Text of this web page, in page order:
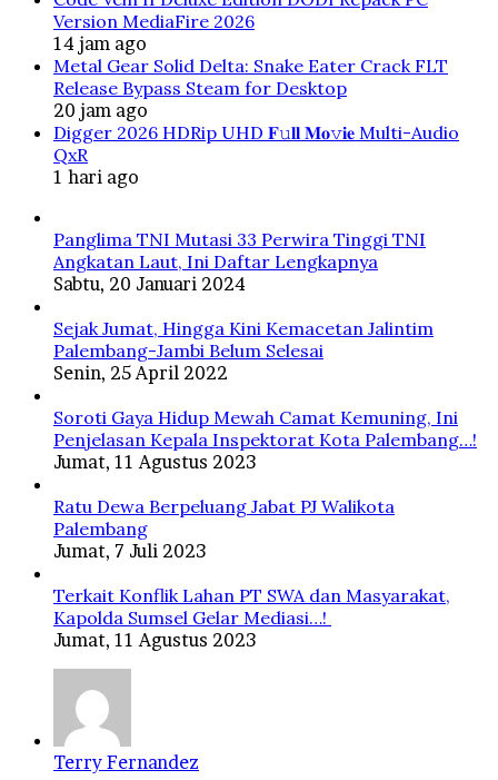
Version MediaFire 2026
14 jam ago
Metal Gear Solid Delta: Snake Eater Crack FLT
Release Bypass Steam for Desktop
20 jam ago
Digger 2026 HDRip UHD 𝐅𝚞𝐥𝐥 𝐌𝐨𝚟𝐢𝐞 Multi-Audio
QxR
1 hari ago
Panglima TNI Mutasi 33 Perwira Tinggi TNI
Angkatan Laut, Ini Daftar Lengkapnya
Sabtu, 20 Januari 2024
Sejak Jumat, Hingga Kini Kemacetan Jalintim
Palembang-Jambi Belum Selesai
Senin, 25 April 2022
Soroti Gaya Hidup Mewah Camat Kemuning, Ini
Penjelasan Kepala Inspektorat Kota Palembang…!
Jumat, 11 Agustus 2023
Ratu Dewa Berpeluang Jabat PJ Walikota
Palembang
Jumat, 7 Juli 2023
Terkait Konflik Lahan PT SWA dan Masyarakat,
Kapolda Sumsel Gelar Mediasi…!
Jumat, 11 Agustus 2023
Terry Fernandez